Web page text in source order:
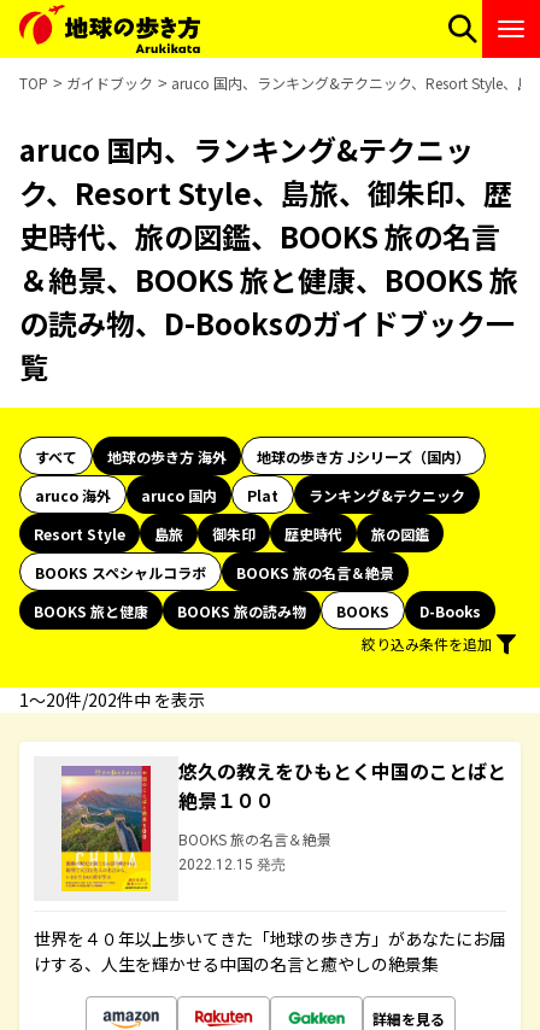
TOP ガイドブック aruco 国内、ランキング&テクニック、Resort Style、
aruco 国内、ランキング&テクニッ
ク、Resort Style、島旅、御朱印、歴
史時代、旅の図鑑、BOOKS 旅の名言
＆絶景、BOOKS 旅と健康、BOOKS 旅
の読み物、D-Booksのガイドブック一
覧
すべて 地球の歩き方 海外
地球の歩き方 Jシリーズ（国内）
aruco 海外
aruco 国内 Plat
ランキング&テクニック
Resort Style
島旅 御朱印 歴史時代
旅の図鑑
BOOKS スペシャルコラボ
BOOKS 旅の名言＆絶景
BOOKS 旅と健康
BOOKS 旅の読み物 BOOKS
D-Books
絞り込み条件を追加
1〜20件/202件中 を表示
悠久の教えをひもとく中国のことばと
絶景１００
BOOKS 旅の名言＆絶景
2022.12.15 発売
世界を４０年以上歩いてきた「地球の歩き方」があなたにお届
けする、人生を輝かせる中国の名言と癒やしの絶景集
詳細を見る